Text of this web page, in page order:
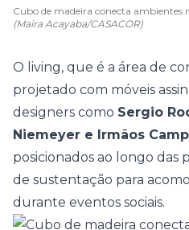
Cubo de madeira conecta ambientes
(Maira Acayaba/CASACOR)
O living, que é a área de
projetado com móveis
designers como Sergio
Niemeyer e Irmãos
posicionados ao longo das
de sustentação para
durante eventos sociais.